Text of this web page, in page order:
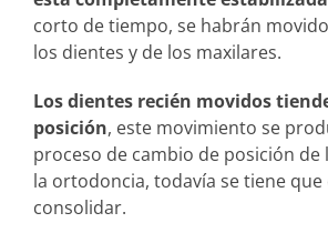
corto de tiempo, se habrán
los dientes y de los maxilares.
Los dientes recién movidos
posición, este movimiento se
proceso de cambio de posición de
la ortodoncia, todavía se tiene
consolidar.